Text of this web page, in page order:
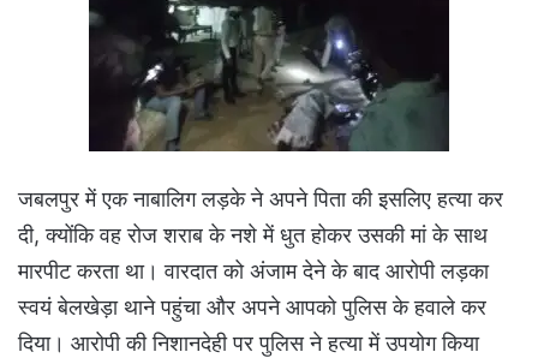
जबलपुर में एक नाबालिग लड़के ने अपने पिता की इसलिए हत्या कर
दी, क्योंकि वह रोज शराब के नशे में धुत होकर उसकी मां के साथ
मारपीट करता था। वारदात को अंजाम देने के बाद आरोपी लड़का
स्वयं बेलखेड़ा थाने पहुंचा और अपने आपको पुलिस के हवाले कर
दिया। आरोपी की निशानदेही पर पुलिस ने हत्या में उपयोग किया